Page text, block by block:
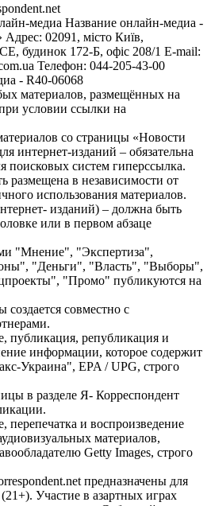
медиа Название онлайн-медиа -
02091, місто Київ,
172-Б, офіс 208/1 E-mail:
Телефон: 044-205-43-00
- R40-06068
материалов, размещённых на
условии ссылки на
со страницы «Новости
интернет-изданий – обязательна
поисковых систем гиперссылка.
размещена в независимости от
использования материалов.
изданий) – должна быть
или в первом абзаце
"Мнение", "Экспертиза",
"Деньги", "Власть", "Выборы",
"Промо" публикуются на
создается совместно с
публикация, републикация и
информации, которое содержит
Украина", EPA / UPG, строго
в разделе Я- Корреспондент
перепечатка и воспроизведение
материалов,
Getty Images, строго
предназначены для
Участие в азартных играх